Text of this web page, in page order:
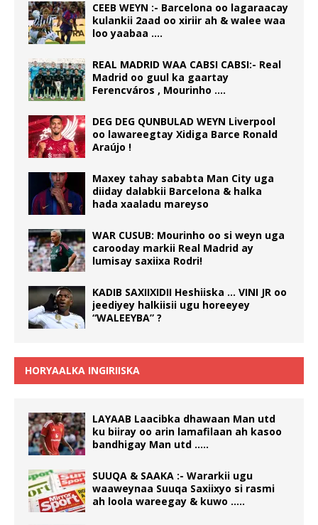
CEEB WEYN :- Barcelona oo lagaraacay
kulankii 2aad oo xiriir ah & walee waa
loo yaabaa ….
REAL MADRID WAA CABSI CABSI:- Real
Madrid oo guul ka gaartay
Ferencváros , Mourinho ….
DEG DEG QUNBULAD WEYN Liverpool
oo lawareegtay Xidiga Barce Ronald
Araújo !
Maxey tahay sababta Man City uga
diiday dalabkii Barcelona & halka
hada xaaladu mareyso
WAR CUSUB: Mourinho oo si weyn uga
carooday markii Real Madrid ay
lumisay saxiixa Rodri!
KADIB SAXIIXIDII Heshiiska … VINI JR oo
jeediyey halkiisii ugu horeeyey
“WALEEYBA” ?
HORYAALKA INGIRIISKA
LAYAAB Laacibka dhawaan Man utd
ku biiray oo arin lamafilaan ah kasoo
bandhigay Man utd …..
SUUQA & SAAKA :- Wararkii ugu
waaweynaa Suuqa Saxiixyo si rasmi
ah loola wareegay & kuwo …..